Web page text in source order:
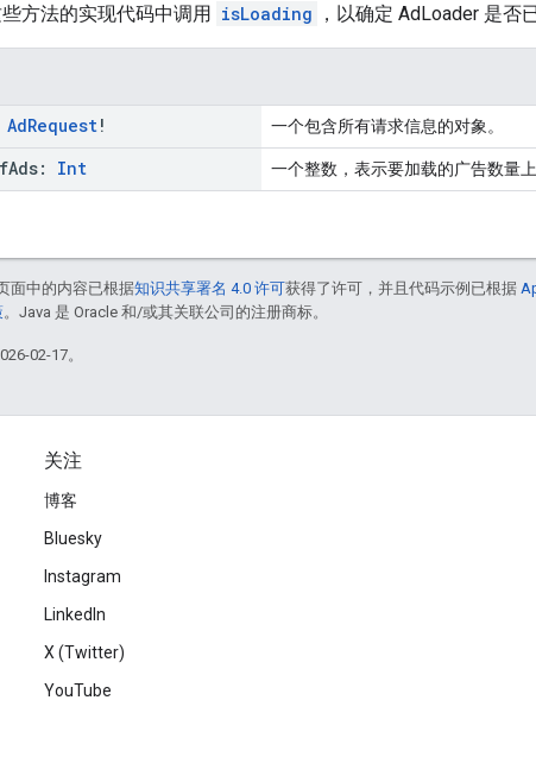
方法的实现代码中调用 isLoading ，以确定 AdLoader 是否
AdRequest! 一个包含所有请求信息的对象。
Ads: Int 一个整数，表示要加载的广告数量上
面中的内容已根据知识共享署名 4.0 许可获得了许可，并且代码示例已根据
。Java 是 Oracle 和/或其关联公司的注册商标。
02-17。
关注
博客
Bluesky
Instagram
LinkedIn
X (Twitter)
YouTube